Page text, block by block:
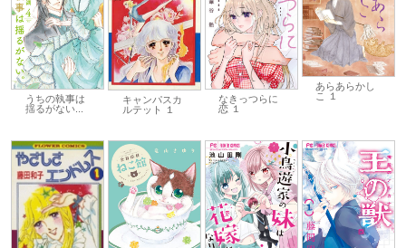
うちの執事は
揺るがない...
キャンパスカ
ルテット １
なきっつらに
恋 １
あらあらかし
こ １